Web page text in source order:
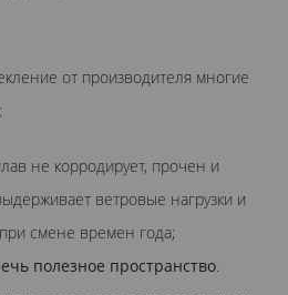
от производителя многие
не корродирует, прочен и
ветровые нагрузки и
смене времен года;
полезное пространство.